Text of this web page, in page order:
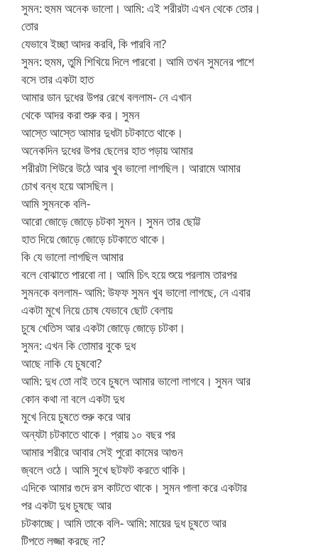
সুমন: হুমম অনেক ভালো। আমি: এই শরীরটা এখন থেকে তোর।
তোর
যেভাবে ইচ্ছা আদর করবি, কি পারবি না?
সুমন: হুমম, তুমি শিখিয়ে দিলে পারবো। আমি তখন সুমনের পাশে
বসে তার একটা হাত
আমার ডান দুধের উপর রেখে বললাম- নে এখান
থেকে আদর করা শুরু কর। সুমন
আস্তে আস্তে আমার দুধটা চটকাতে থাকে।
অনেকদিন দুধের উপর ছেলের হাত পড়ায় আমার
শরীরটা শিউরে উঠে আর খুব ভালো লাগছিল। আরামে আমার
চোখ বন্ধ হয়ে আসছিল।
আমি সুমনকে বলি-
আরো জোড়ে জোড়ে চটকা সুমন। সুমন তার ছোট্ট
হাত দিয়ে জোড়ে জোড়ে চটকাতে থাকে।
কি যে ভালো লাগছিল আমার
বলে বোঝাতে পারবো না। আমি চিৎ হয়ে শুয়ে পরলাম তারপর
সুমনকে বললাম- আমি: উফফ সুমন খুব ভালো লাগছে, নে এবার
একটা মুখে নিয়ে চোষ যেভাবে ছোট বেলায়
চুষে খেতিস আর একটা জোড়ে জোড়ে চটকা।
সুমন: এখন কি তোমার বুকে দুধ
আছে নাকি যে চুষবো?
আমি: দুধ তো নাই তবে চুষলে আমার ভালো লাগবে। সুমন আর
কোন কথা না বলে একটা দুধ
মুখে নিয়ে চুষতে শুরু করে আর
অন্যটা চটকাতে থাকে। প্রায় ১০ বছর পর
আমার শরীরে আবার সেই পুরো কামের আগুন
জ্বলে ওঠে। আমি সুখে ছটফট করতে থাকি।
এদিকে আমার গুদে রস কাটতে থাকে। সুমন পালা করে একটার
পর একটা দুধ চুষছে আর
চটকাচ্ছে। আমি তাকে বলি- আমি: মায়ের দুধ চুষতে আর
টিপতে লজ্জা করছে না?